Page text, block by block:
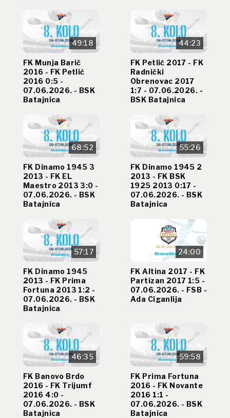
49:18
FK Munja Barič
2016 - FK Petlić
2016 0:5 -
07.06.2026. - BSK
Batajnica
44:23
FK Petlić 2017 - FK
Radnički
Obrenovac 2017
1:7 - 07.06.2026. -
BSK Batajnica
68:52
FK Dinamo 1945 3
2013 - FK EL
Maestro 2013 3:0 -
07.06.2026. - BSK
Batajnica
55:26
FK Dinamo 1945 2
2013 - FK BSK
1925 2013 0:17 -
07.06.2026. - BSK
Batajnica
57:17
FK Dinamo 1945
2013 - FK Prima
Fortuna 2013 1:2 -
07.06.2026. - BSK
Batajnica
24:00
FK Altina 2017 - FK
Partizan 2017 1:5 -
07.06.2026. - FSB -
Ada Ciganlija
46:35
FK Banovo Brdo
2016 - FK Trijumf
2016 4:0 -
07.06.2026. - BSK
Batajnica
59:58
FK Prima Fortuna
2016 - FK Novante
2016 1:1 -
07.06.2026. - BSK
Batajnica